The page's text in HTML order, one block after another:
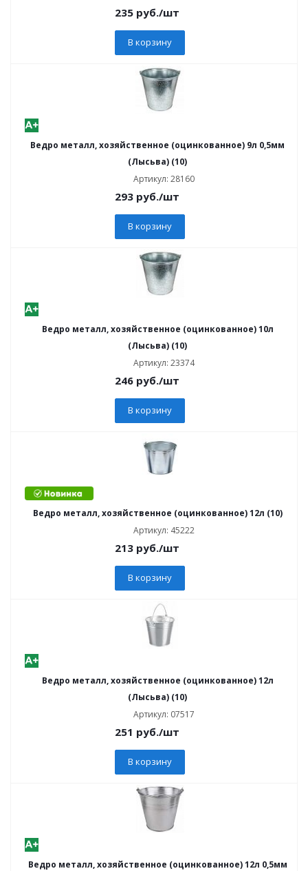
235 руб./шт
В корзину
Ведро металл, хозяйственное (оцинкованное) 9л 0,5мм
(Лысьва) (10)
Артикул: 28160
293 руб./шт
В корзину
Ведро металл, хозяйственное (оцинкованное) 10л
(Лысьва) (10)
Артикул: 23374
246 руб./шт
В корзину
Ведро металл, хозяйственное (оцинкованное) 12л (10)
Артикул: 45222
213 руб./шт
В корзину
Ведро металл, хозяйственное (оцинкованное) 12л
(Лысьва) (10)
Артикул: 07517
251 руб./шт
В корзину
Ведро металл, хозяйственное (оцинкованное) 12л 0,5мм